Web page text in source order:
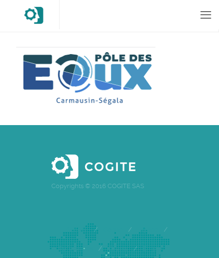
Copyrights © 2016 COGITE SAS
Accueil / / Equipe /
Références / Clients / Emploi